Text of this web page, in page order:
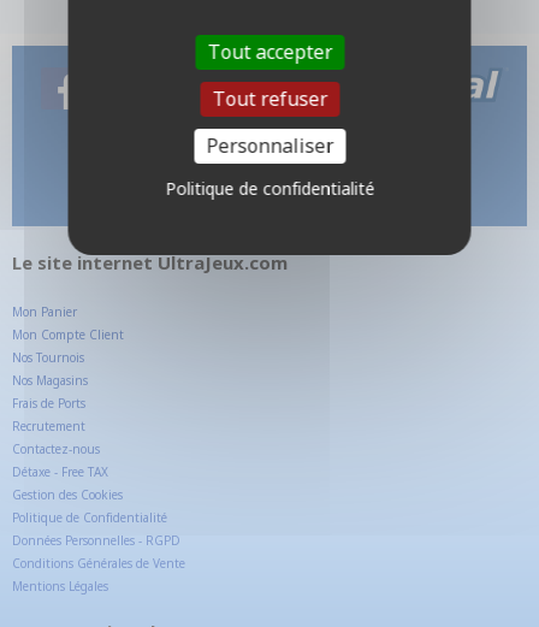
Le site internet UltraJeux.com
Mon Panier
Mon Compte Client
Nos Tournois
Nos Magasins
Frais de Ports
Recrutement
Contactez-nous
Détaxe - Free TAX
Gestion des Cookies
Politique de Confidentialité
Données Personnelles - RGPD
Conditions Générales de Vente
Mentions Légales
Tout accepter
Tout refuser
Personnaliser
Politique de confidentialité